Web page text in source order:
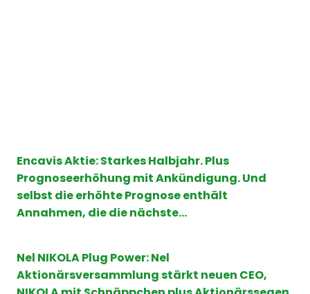
Encavis Aktie: Starkes Halbjahr. Plus
Prognoseerhöhung mit Ankündigung. Und
selbst die erhöhte Prognose enthält
Annahmen, die die nächste…
Nel NIKOLA Plug Power: Nel
Aktionärsversammlung stärkt neuen CEO,